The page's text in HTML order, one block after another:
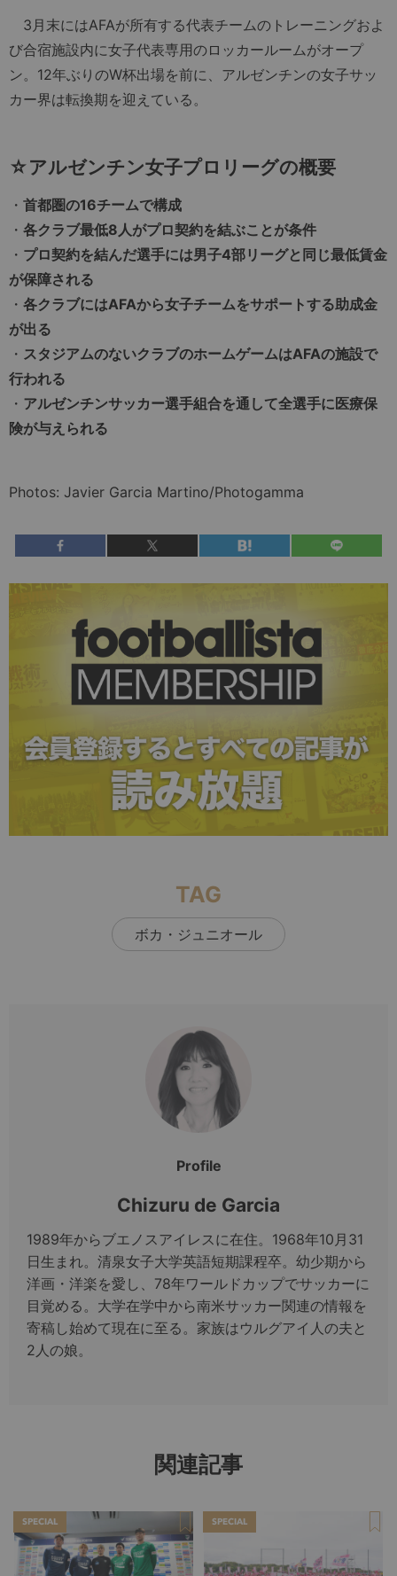
3月末にはAFAが所有する代表チームのトレーニングおよ
び合宿施設内に女子代表専用のロッカールームがオープ
ン。12年ぶりのW杯出場を前に、アルゼンチンの女子サッ
カー界は転換期を迎えている。
☆アルゼンチン女子プロリーグの概要
・ 首都圏の16チームで構成
・ 各クラブ最低8人がプロ契約を結ぶことが条件
・ プロ契約を結んだ選手には男子4部リーグと同じ最低賃金
が保障される
・ 各クラブにはAFAから女子チームをサポートする助成金
が出る
・ スタジアムのないクラブのホームゲームはAFAの施設で
行われる
・ アルゼンチンサッカー選手組合を通して全選手に医療保
険が与えられる
Photos: Javier Garcia Martino/Photogamma
TAG
ボカ・ジュニオール
Profile
Chizuru de Garcia
1989年からブエノスアイレスに在住。1968年10月31
日生まれ。清泉女子大学英語短期課程卒。幼少期から
洋画・洋楽を愛し、78年ワールドカップでサッカーに
目覚める。大学在学中から南米サッカー関連の情報を
寄稿し始めて現在に至る。家族はウルグアイ人の夫と
2人の娘。
関連記事
SPECIAL SPECIAL